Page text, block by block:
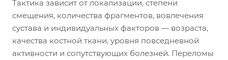
Тактика зависит от локализации, степени
смещения, количества фрагментов, вовлечения
сустава и индивидуальных факторов — возраста,
качества костной ткани, уровня повседневной
активности и сопутствующих болезней. Переломы